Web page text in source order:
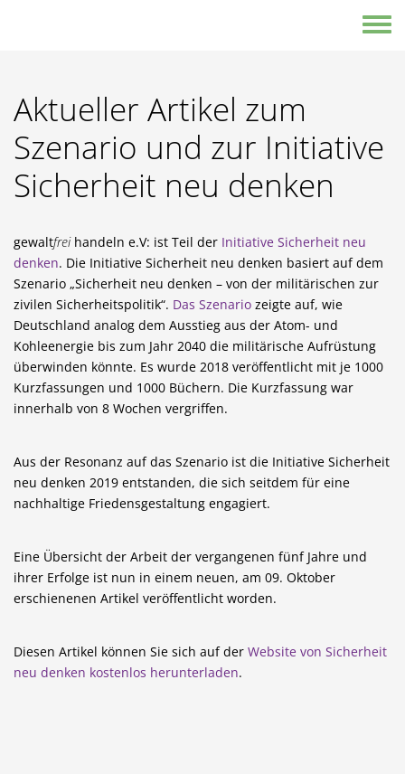
Aktueller Artikel zum
Szenario und zur Initiative
Sicherheit neu denken
gewaltfreihandeln e.V: ist Teil der Initiative Sicherheit neu
denken. Die Initiative Sicherheit neu denken basiert auf dem
Szenario „Sicherheit neu denken – von der militärischen zur
zivilen Sicherheitspolitik“. Das Szenario zeigte auf, wie
Deutschland analog dem Ausstieg aus der Atom- und
Kohleenergie bis zum Jahr 2040 die militärische Aufrüstung
überwinden könnte. Es wurde 2018 veröffentlicht mit je 1000
Kurzfassungen und 1000 Büchern. Die Kurzfassung war
innerhalb von 8 Wochen vergriffen.
Aus der Resonanz auf das Szenario ist die Initiative Sicherheit
neu denken 2019 entstanden, die sich seitdem für eine
nachhaltige Friedensgestaltung engagiert.
Eine Übersicht der Arbeit der vergangenen fünf Jahre und
ihrer Erfolge ist nun in einem neuen, am 09. Oktober
erschienenen Artikel veröffentlicht worden.
Diesen Artikel können Sie sich auf der Website von Sicherheit
neu denken kostenlos herunterladen.